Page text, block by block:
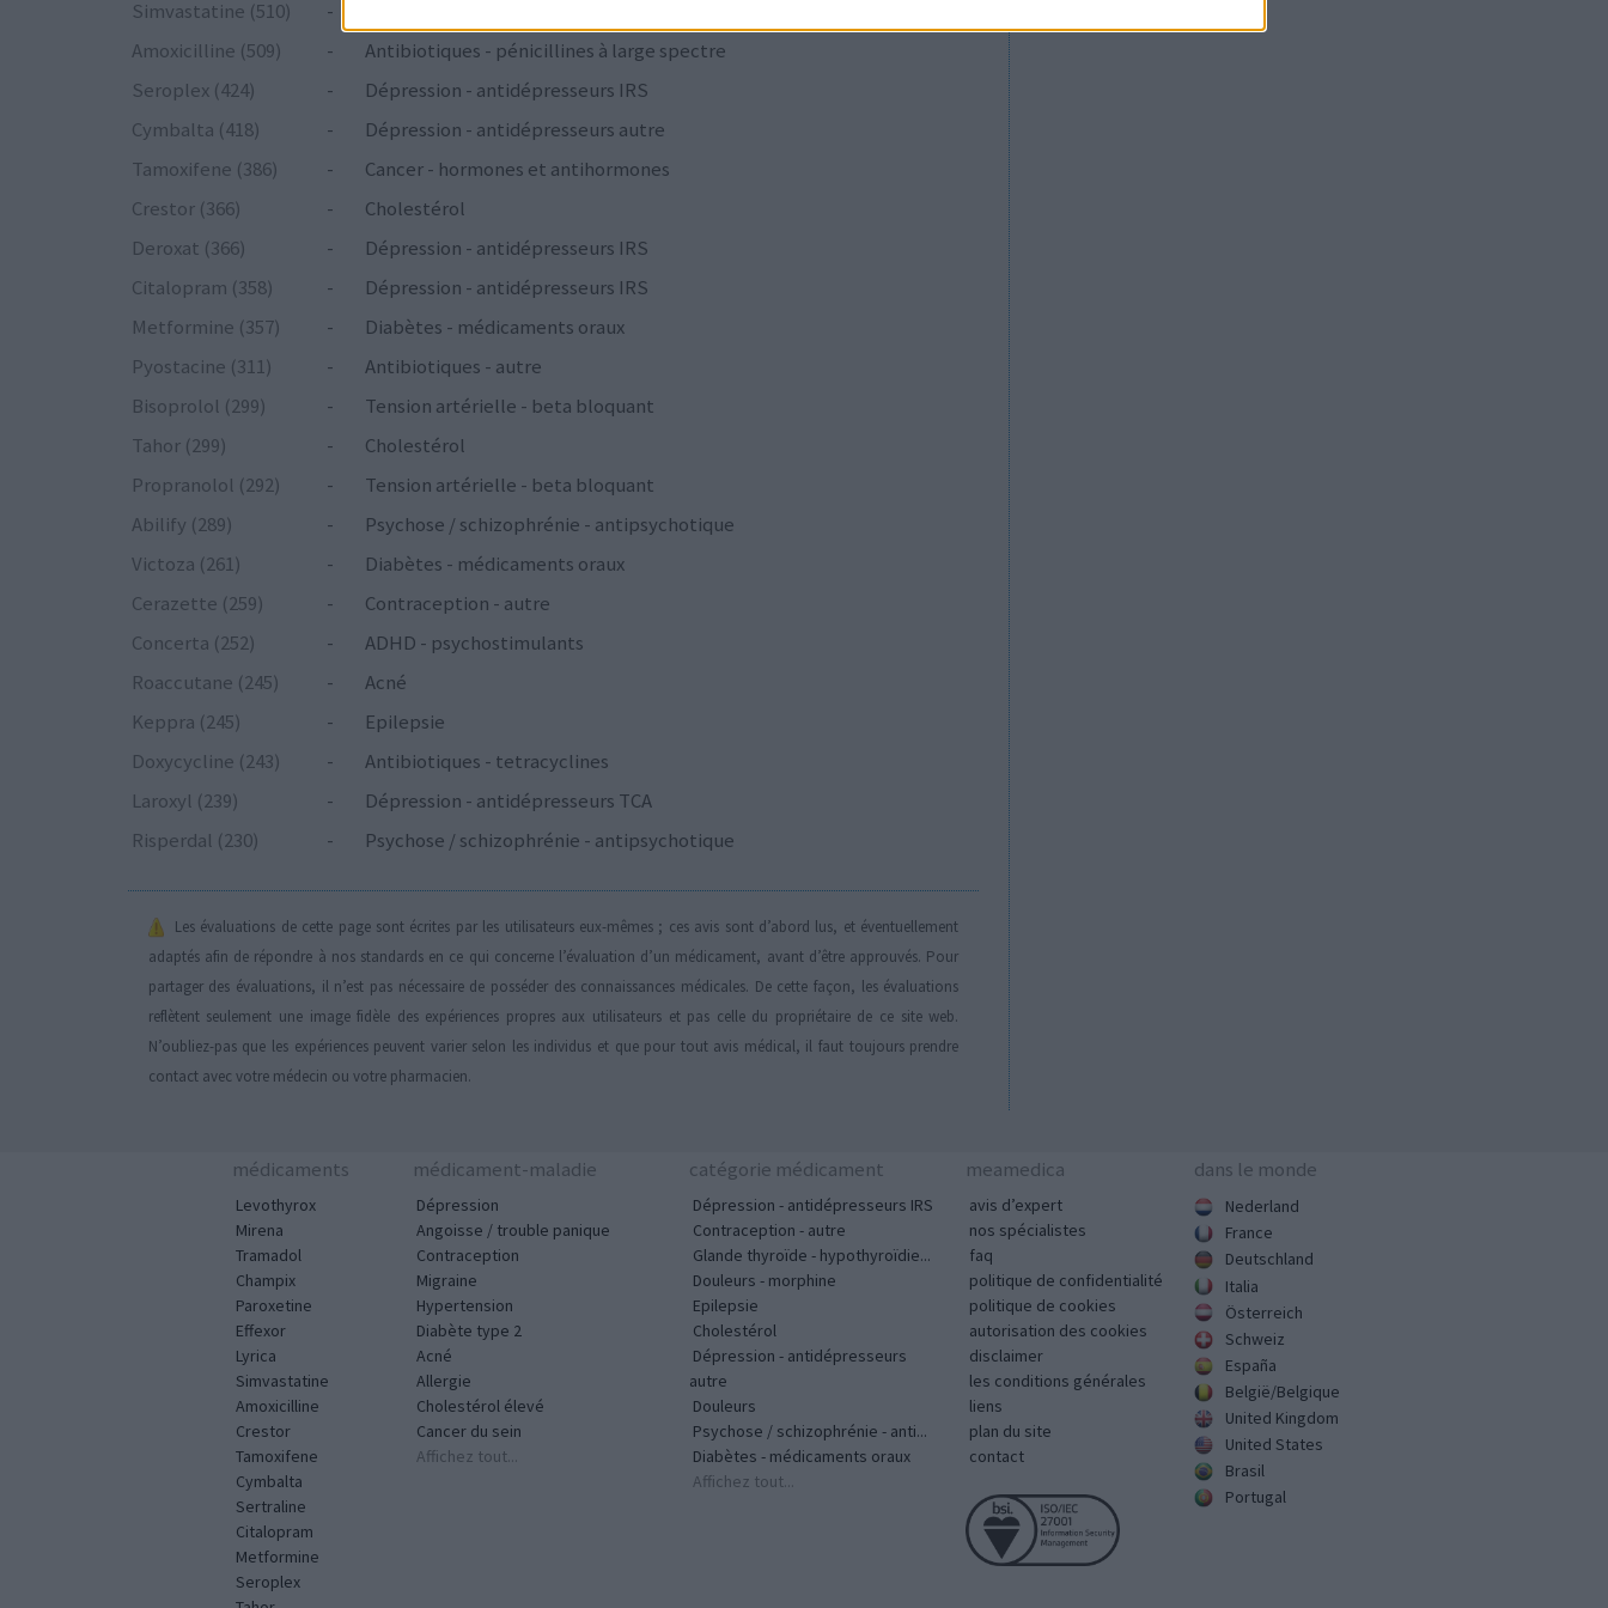
Simvastatine (510)
-
Amoxicilline (509)
-
Antibiotiques - pénicillines à large spectre
Seroplex (424)
-
Dépression - antidépresseurs IRS
Cymbalta (418)
-
Dépression - antidépresseurs autre
Tamoxifene (386)
-
Cancer - hormones et antihormones
Crestor (366)
-
Cholestérol
Deroxat (366)
-
Dépression - antidépresseurs IRS
Citalopram (358)
-
Dépression - antidépresseurs IRS
Metformine (357)
-
Diabètes - médicaments oraux
Pyostacine (311)
-
Antibiotiques - autre
Bisoprolol (299)
-
Tension artérielle - beta bloquant
Tahor (299)
-
Cholestérol
Propranolol (292)
-
Tension artérielle - beta bloquant
Abilify (289)
-
Psychose / schizophrénie - antipsychotique
Victoza (261)
-
Diabètes - médicaments oraux
Cerazette (259)
-
Contraception - autre
Concerta (252)
-
ADHD - psychostimulants
Roaccutane (245)
-
Acné
Keppra (245)
-
Epilepsie
Doxycycline (243)
-
Antibiotiques - tetracyclines
Laroxyl (239)
-
Dépression - antidépresseurs TCA
Risperdal (230)
- Psychose / schizophrénie - antipsychotique
Les évaluations de cette page sont écrites par les utilisateurs eux-mêmes ; ces avis sont d’abord lus, et éventuellement
adaptés afin de répondre à nos standards en ce qui concerne l’évaluation d’un médicament, avant d’être approuvés. Pour
partager des évaluations, il n’est pas nécessaire de posséder des connaissances médicales. De cette façon, les évaluations
reflètent seulement une image fidèle des expériences propres aux utilisateurs et pas celle du propriétaire de ce site web.
N’oubliez-pas que les expériences peuvent varier selon les individus et que pour tout avis médical, il faut toujours prendre
contact avec votre médecin ou votre pharmacien.
médicaments
Levothyrox
Mirena
Tramadol
Champix
Paroxetine
Effexor
Lyrica
Simvastatine
Amoxicilline
Crestor
Tamoxifene
Cymbalta
Sertraline
Citalopram
Metformine
Seroplex
médicament-maladie
Dépression
Angoisse / trouble panique
Contraception
Migraine
Hypertension
Diabète type 2
Acné
Allergie
Cholestérol élevé
Cancer du sein
Affichez tout...
catégorie médicament
Dépression - antidépresseurs IRS
Contraception - autre
Glande thyroïde - hypothyroïdie...
Douleurs - morphine
Epilepsie
Cholestérol
Dépression - antidépresseurs
autre
Douleurs
Psychose / schizophrénie - anti...
Diabètes - médicaments oraux
Affichez tout...
meamedica
avis d’expert
nos spécialistes
faq
politique de confidentialité
politique de cookies
autorisation des cookies
disclaimer
les conditions générales
liens
plan du site
contact
dans le monde
Nederland
France
Deutschland
Italia
Österreich
Schweiz
España
België/Belgique
United Kingdom
United States
Brasil
Portugal